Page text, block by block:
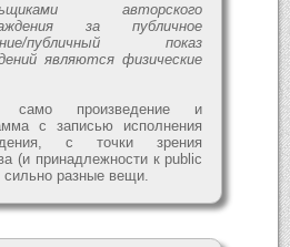
авторского
за публичное
публичный показ
являются физические
само произведение и
с записью исполнения
с точки зрения
(и принадлежности к public
сильно разные вещи.